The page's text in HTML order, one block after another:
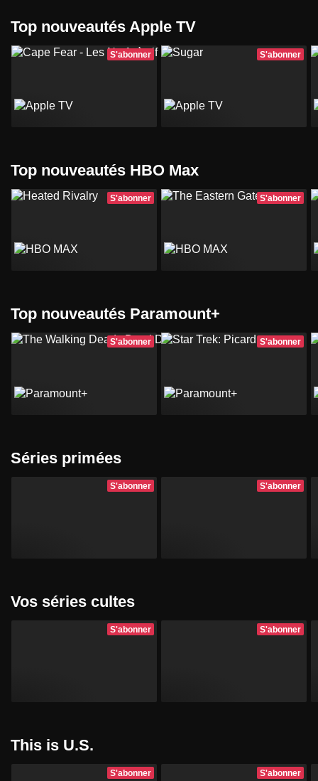
Top nouveautés Apple TV
S'abonner S'abonner
Top nouveautés HBO Max
S'abonner S'abonner
Top nouveautés Paramount+
S'abonner S'abonner
Séries primées
S'abonner S'abonner
Vos séries cultes
S'abonner S'abonner
This is U.S.
S'abonner S'abonner